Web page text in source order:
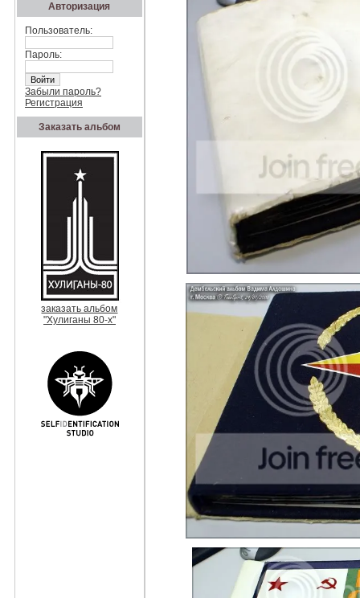
Авторизация
Пользователь:
Пароль:
Забыли пароль?
Регистрация
Заказать альбом
заказать альбом
"Хулиганы 80-х"